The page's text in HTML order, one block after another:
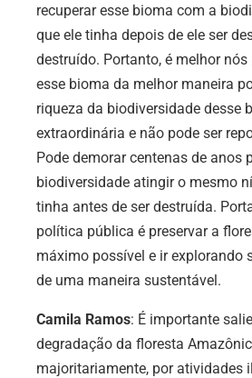
recuperar esse bioma com a
que ele tinha depois de ele ser
destruído. Portanto, é melhor nós
esse bioma da melhor maneira
riqueza da biodiversidade desse
extraordinária e não pode ser
Pode demorar centenas de anos
biodiversidade atingir o mesmo
tinha antes de ser destruída.
política pública é preservar a
máximo possível e ir explorando
de uma maneira sustentável.
Camila Ramos: É importante
degradação da floresta
majoritariamente, por atividades